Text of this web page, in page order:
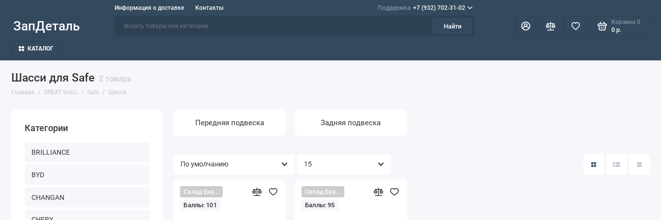
Информация о доставке Контакты Поддержка +7 (932) 702-31-02
ЗапДеталь Найти
Корзина 0
0 р.
КАТАЛОГ
Шасси для Safe 2 товара
Главная GREAT WALL Safe Шасси
Категории
BRILLIANCE
BYD
CHANGAN
Передняя подвеска Задняя подвеска
Склад Екатеринбург
Баллы: 101
Склад Екатеринбург
Баллы: 95